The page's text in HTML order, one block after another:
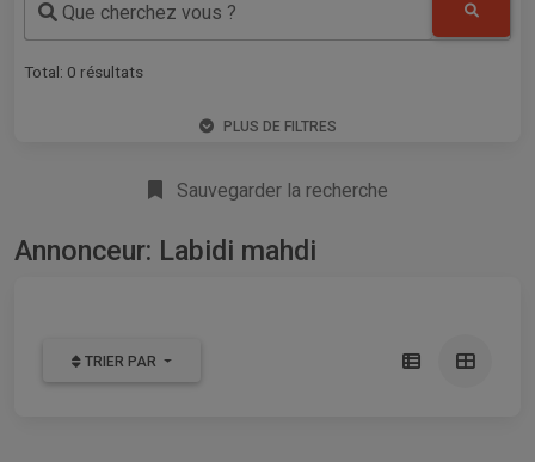
Que cherchez vous ?
Total: 0 résultats
PLUS DE FILTRES
Sauvegarder la recherche
Annonceur: Labidi mahdi
TRIER PAR